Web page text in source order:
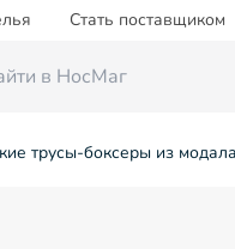
Стать поставщиком
трусы-боксеры из